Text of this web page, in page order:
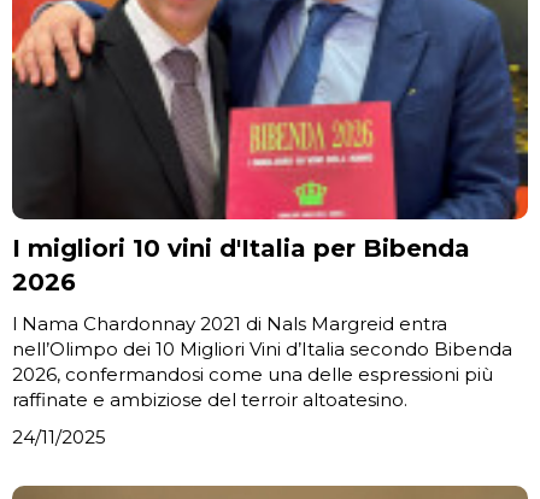
I migliori 10 vini d'Italia per Bibenda
2026
l Nama Chardonnay 2021 di Nals Margreid entra
nell’Olimpo dei 10 Migliori Vini d’Italia secondo Bibenda
2026, confermandosi come una delle espressioni più
raffinate e ambiziose del terroir altoatesino.
24/11/2025